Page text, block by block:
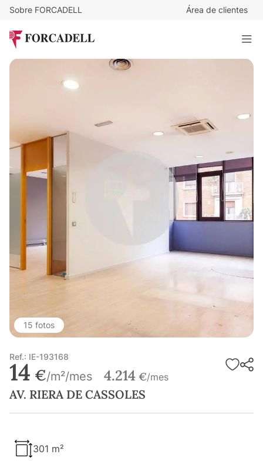
Sobre FORCADELL Área de clientes
AV. RIERA DE CASSOLES
301 m²
15 fotos
Ref.: IE-193168
14 €/m²/mes 4.214 €/mes
AV. RIERA DE CASSOLES
301 m²